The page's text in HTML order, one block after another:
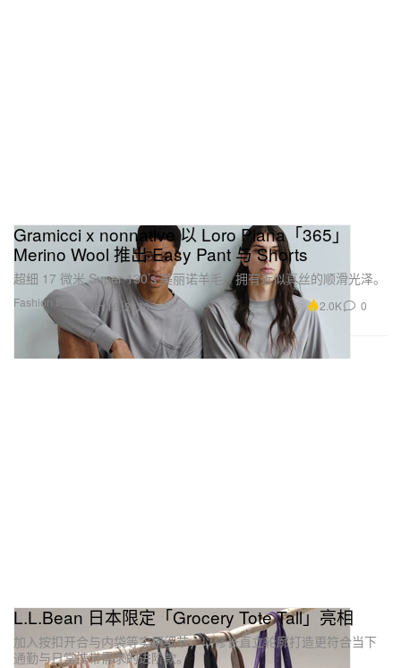
Fashion 时装
Gramicci x nonnative 以 Loro Piana「365」
Merino Wool 推出 Easy Pant 与 Shorts
超细 17 微米 Super 130’s 美丽诺羊毛，拥有近似真丝的顺滑光泽。
Jun 16, 2026 2.0K 0
L.L.Bean 日本限定「Grocery Tote Tall」亮相
加入按扣开合与内袋等实用细节，以修长直立轮廓打造更符合当下
通勤与日常携带需求的进阶款。